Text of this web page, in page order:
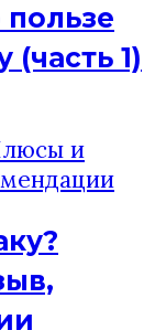
пользе
1)